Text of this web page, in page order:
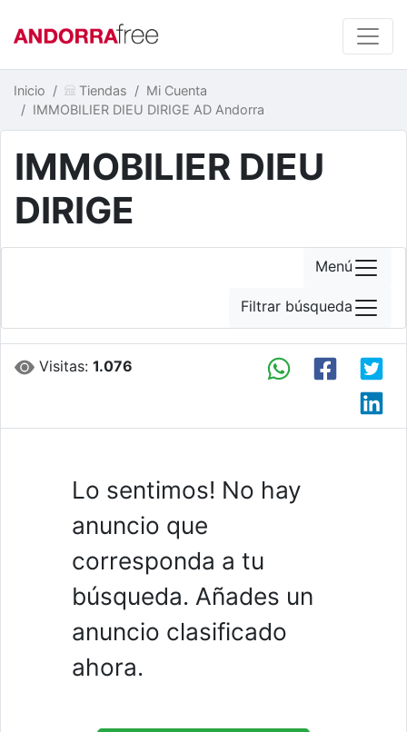
Inicio Tiendas
Mi Cuenta
IMMOBILIER DIEU DIRIGE AD Andorra
IMMOBILIER DIEU
DIRIGE
Visitas:1.076
Lo sentimos! No hay
anuncio que
corresponda a tu
búsqueda. Añades un
anuncio clasificado
ahora.
Menú
Filtrar búsqueda